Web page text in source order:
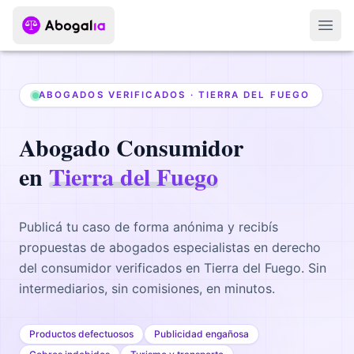
ABOGADOS VERIFICADOS · TIERRA DEL FUEGO
Abogado Consumidor
enTierra del Fuego
Publicá tu caso de forma anónima y recibís
propuestas de abogados especialistas en derecho
del consumidor verificados en Tierra del Fuego. Sin
intermediarios, sin comisiones, en minutos.
Productos defectuosos
Publicidad engañosa